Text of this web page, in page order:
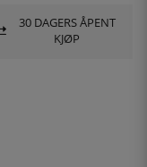
30 DAGERS ÅPENT
KJØP